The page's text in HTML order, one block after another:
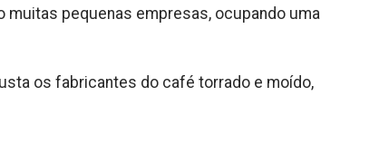
pequenas empresas, ocupando uma
os fabricantes do café torrado e moído,